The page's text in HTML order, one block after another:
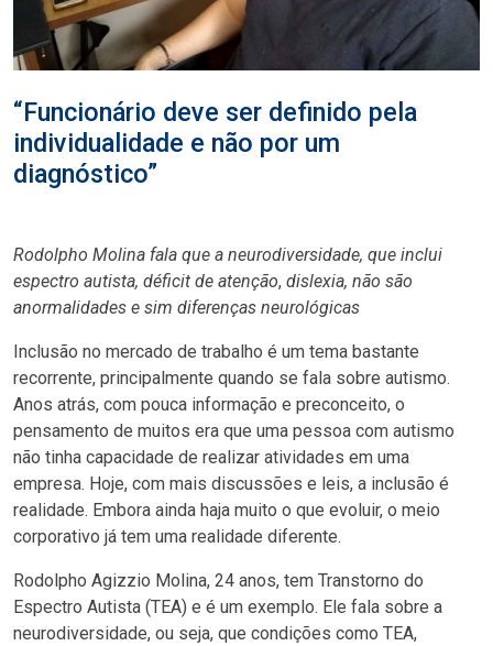
“Funcionário deve ser definido pela
individualidade e não por um
diagnóstico”
Rodolpho Molina fala que a neurodiversidade, que inclui
espectro autista, déficit de atenção, dislexia, não são
anormalidades e sim diferenças neurológicas
Inclusão no mercado de trabalho é um tema bastante
recorrente, principalmente quando se fala sobre autismo.
Anos atrás, com pouca informação e preconceito, o
pensamento de muitos era que uma pessoa com autismo
não tinha capacidade de realizar atividades em uma
empresa. Hoje, com mais discussões e leis, a inclusão é
realidade. Embora ainda haja muito o que evoluir, o meio
corporativo já tem uma realidade diferente.
Rodolpho Agizzio Molina, 24 anos, tem Transtorno do
Espectro Autista (TEA) e é um exemplo. Ele fala sobre a
neurodiversidade, ou seja, que condições como TEA,